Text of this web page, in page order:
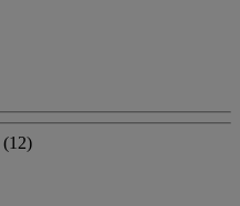
(12)